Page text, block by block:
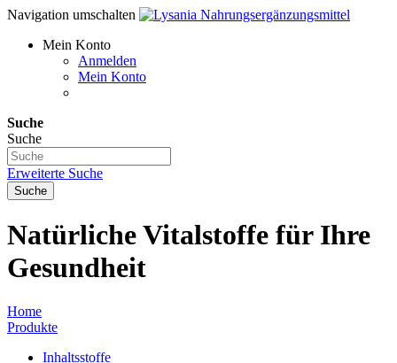
Navigation umschalten
Mein Konto
Anmelden
Mein Konto
Suche
Suche
Erweiterte Suche
Suche
Natürliche Vitalstoffe für Ihre
Gesundheit
Home
Produkte
Inhaltsstoffe